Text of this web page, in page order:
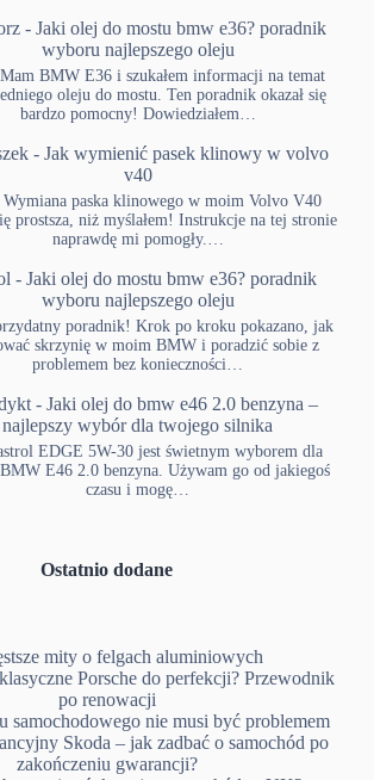
- Jaki olej do mostu bmw e36? poradnik
wyboru najlepszego oleju
BMW E36 i szukałem informacji na temat
oleju do mostu. Ten poradnik okazał się
bardzo pomocny! Dowiedziałem…
- Jak wymienić pasek klinowy w volvo
v40
Wymiana paska klinowego w moim Volvo V40
prostsza, niż myślałem! Instrukcje na tej stronie
naprawdę mi pomogły.…
- Jaki olej do mostu bmw e36? poradnik
wyboru najlepszego oleju
poradnik! Krok po kroku pokazano, jak
skrzynię w moim BMW i poradzić sobie z
problemem bez konieczności…
- Jaki olej do bmw e46 2.0 benzyna –
najlepszy wybór dla twojego silnika
EDGE 5W-30 jest świetnym wyborem dla
E46 2.0 benzyna. Używam go od jakiegoś
czasu i mogę…
Ostatnio dodane
mity o felgach aluminiowych
Porsche do perfekcji? Przewodnik
po renowacji
samochodowego nie musi być problemem
Skoda – jak zadbać o samochód po
zakończeniu gwarancji?